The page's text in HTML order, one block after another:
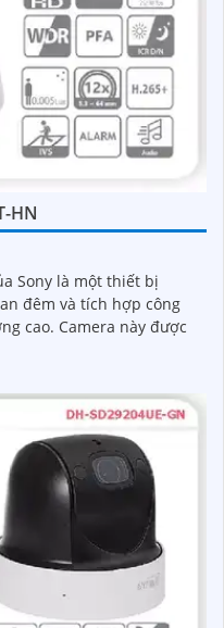
HN
Sony là một thiết bị
đêm và tích hợp công
này được